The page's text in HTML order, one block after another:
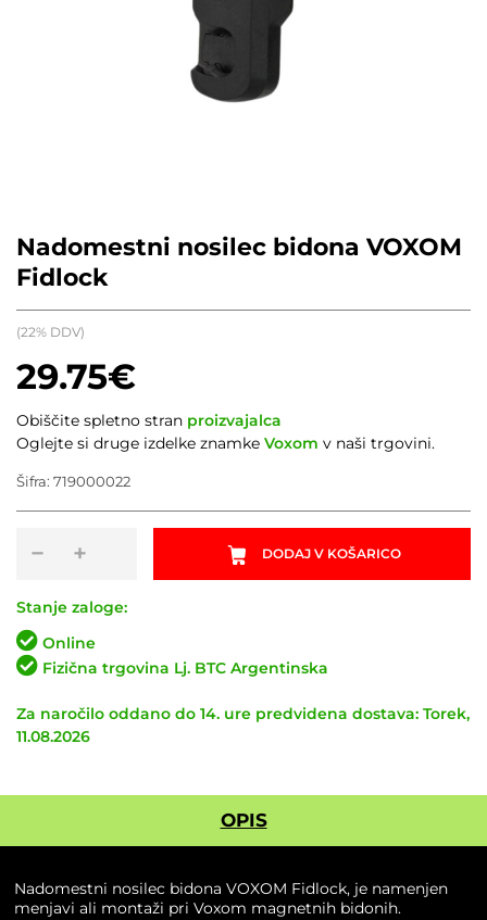
Nadomestni nosilec bidona VOXOM
Fidlock
29.75€
(22% DDV)
−
nosilec
VOXOM
Fidlock
količina
+ DODAJ V KOŠARICO
Obiščite spletno stran proizvajalca
Oglejte si druge izdelke znamke Voxom v naši trgovini.
Šifra: 719000022
Stanje zaloge:
Online
Fizična trgovina Lj. BTC Argentinska
Za naročilo oddano do 14. ure predvidena dostava: Torek,
11.08.2026
OPIS
Nadomestni nosilec bidona VOXOM Fidlock, je namenjen
menjavi ali montaži pri Voxom magnetnih bidonih.